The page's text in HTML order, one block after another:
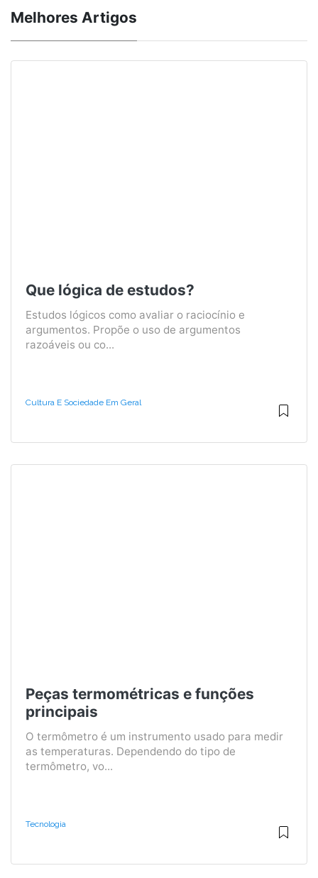
Melhores Artigos
Que lógica de estudos?
Estudos lógicos como avaliar o raciocínio e
argumentos. Propõe o uso de argumentos
razoáveis ​​ou co...
Cultura E Sociedade Em Geral
Peças termométricas e funções
principais
O termômetro é um instrumento usado para medir
as temperaturas. Dependendo do tipo de
termômetro, vo...
Tecnologia